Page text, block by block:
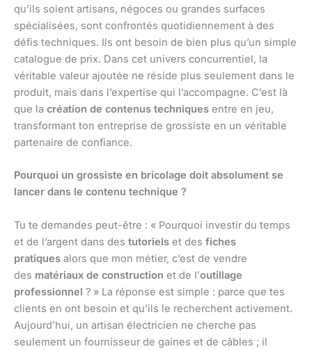
qu’ils soient artisans, négoces ou grandes surfaces
spécialisées, sont confrontés quotidiennement à des
défis techniques. Ils ont besoin de bien plus qu’un simple
catalogue de prix. Dans cet univers concurrentiel, la
véritable valeur ajoutée ne réside plus seulement dans le
produit, mais dans l’expertise qui l’accompagne. C’est là
que la création de contenus techniques entre en jeu,
transformant ton entreprise de grossiste en un véritable
partenaire de confiance.
Pourquoi un grossiste en bricolage doit absolument se
lancer dans le contenu technique ?
Tu te demandes peut-être : « Pourquoi investir du temps
et de l’argent dans des tutoriels et des fiches
pratiques alors que mon métier, c’est de vendre
des matériaux de construction et de l’outillage
professionnel ? » La réponse est simple : parce que tes
clients en ont besoin et qu’ils le recherchent activement.
Aujourd’hui, un artisan électricien ne cherche pas
seulement un fournisseur de gaines et de câbles ; il